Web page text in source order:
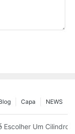
NEWS
Capa
Eles Melhoram Os
Escolher Um Cilindro